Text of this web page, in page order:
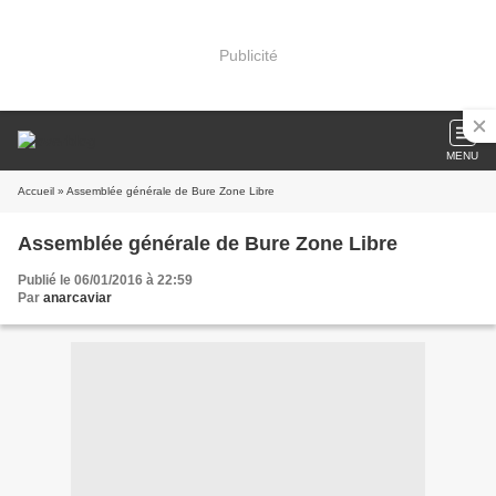
Publicité
MENU
Accueil » Assemblée générale de Bure Zone Libre
Assemblée générale de Bure Zone Libre
Publié le 06/01/2016 à 22:59
Par anarcaviar